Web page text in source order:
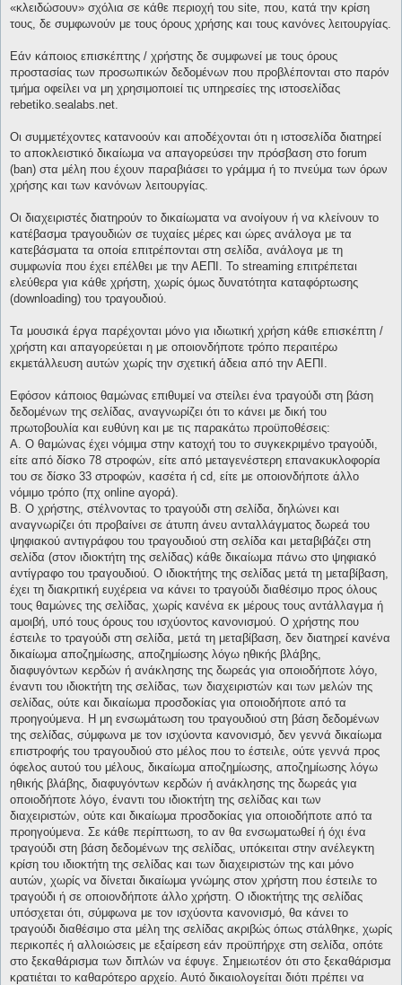
«κλειδώσουν» σχόλια σε κάθε περιοχή του site, που, κατά την κρίση
τους, δε συμφωνούν με τους όρους χρήσης και τους κανόνες λειτουργίας.
Εάν κάποιος επισκέπτης / χρήστης δε συμφωνεί με τους όρους
προστασίας των προσωπικών δεδομένων που προβλέπονται στο παρόν
τμήμα οφείλει να μη χρησιμοποιεί τις υπηρεσίες της ιστοσελίδας
rebetiko.sealabs.net.
Οι συμμετέχοντες κατανοούν και αποδέχονται ότι η ιστοσελίδα διατηρεί
το αποκλειστικό δικαίωμα να απαγορεύσει την πρόσβαση στο forum
(ban) στα μέλη που έχουν παραβιάσει το γράμμα ή το πνεύμα των όρων
χρήσης και των κανόνων λειτουργίας.
Οι διαχειριστές διατηρούν το δικαίωματα να ανοίγουν ή να κλείνουν το
κατέβασμα τραγουδιών σε τυχαίες μέρες και ώρες ανάλογα με τα
κατεβάσματα τα οποία επιτρέπονται στη σελίδα, ανάλογα με τη
συμφωνία που έχει επέλθει με την ΑΕΠΙ. Το streaming επιτρέπεται
ελεύθερα για κάθε χρήστη, χωρίς όμως δυνατότητα καταφόρτωσης
(downloading) του τραγουδιού.
Τα μουσικά έργα παρέχονται μόνο για ιδιωτική χρήση κάθε επισκέπτη /
χρήστη και απαγορεύεται η με οποιονδήποτε τρόπο περαιτέρω
εκμετάλλευση αυτών χωρίς την σχετική άδεια από την ΑΕΠΙ.
Εφόσον κάποιος θαμώνας επιθυμεί να στείλει ένα τραγούδι στη βάση
δεδομένων της σελίδας, αναγνωρίζει ότι το κάνει με δική του
πρωτοβουλία και ευθύνη και με τις παρακάτω προϋποθέσεις:
Α. Ο θαμώνας έχει νόμιμα στην κατοχή του το συγκεκριμένο τραγούδι,
είτε από δίσκο 78 στροφών, είτε από μεταγενέστερη επανακυκλοφορία
του σε δίσκο 33 στροφών, κασέτα ή cd, είτε με οποιονδήποτε άλλο
νόμιμο τρόπο (πχ online αγορά).
Β. Ο χρήστης, στέλνοντας το τραγούδι στη σελίδα, δηλώνει και
αναγνωρίζει ότι προβαίνει σε άτυπη άνευ ανταλλάγματος δωρεά του
ψηφιακού αντιγράφου του τραγουδιού στη σελίδα και μεταβιβάζει στη
σελίδα (στον ιδιοκτήτη της σελίδας) κάθε δικαίωμα πάνω στο ψηφιακό
αντίγραφο του τραγουδιού. Ο ιδιοκτήτης της σελίδας μετά τη μεταβίβαση,
έχει τη διακριτική ευχέρεια να κάνει το τραγούδι διαθέσιμο προς όλους
τους θαμώνες της σελίδας, χωρίς κανένα εκ μέρους τους αντάλλαγμα ή
αμοιβή, υπό τους όρους του ισχύοντος κανονισμού. Ο χρήστης που
έστειλε το τραγούδι στη σελίδα, μετά τη μεταβίβαση, δεν διατηρεί κανένα
δικαίωμα αποζημίωσης, αποζημίωσης λόγω ηθικής βλάβης,
διαφυγόντων κερδών ή ανάκλησης της δωρεάς για οποιοδήποτε λόγο,
έναντι του ιδιοκτήτη της σελίδας, των διαχειριστών και των μελών της
σελίδας, ούτε και δικαίωμα προσδοκίας για οποιοδήποτε από τα
προηγούμενα. Η μη ενσωμάτωση του τραγουδιού στη βάση δεδομένων
της σελίδας, σύμφωνα με τον ισχύοντα κανονισμό, δεν γεννά δικαίωμα
επιστροφής του τραγουδιού στο μέλος που το έστειλε, ούτε γεννά προς
όφελος αυτού του μέλους, δικαίωμα αποζημίωσης, αποζημίωσης λόγω
ηθικής βλάβης, διαφυγόντων κερδών ή ανάκλησης της δωρεάς για
οποιοδήποτε λόγο, έναντι του ιδιοκτήτη της σελίδας και των
διαχειριστών, ούτε και δικαίωμα προσδοκίας για οποιοδήποτε από τα
προηγούμενα. Σε κάθε περίπτωση, το αν θα ενσωματωθεί ή όχι ένα
τραγούδι στη βάση δεδομένων της σελίδας, υπόκειται στην ανέλεγκτη
κρίση του ιδιοκτήτη της σελίδας και των διαχειριστών της και μόνο
αυτών, χωρίς να δίνεται δικαίωμα γνώμης στον χρήστη που έστειλε το
τραγούδι ή σε οποιονδήποτε άλλο χρήστη. Ο ιδιοκτήτης της σελίδας
υπόσχεται ότι, σύμφωνα με τον ισχύοντα κανονισμό, θα κάνει το
τραγούδι διαθέσιμο στα μέλη της σελίδας ακριβώς όπως στάλθηκε, χωρίς
περικοπές ή αλλοιώσεις με εξαίρεση εάν προϋπήρχε στη σελίδα, οπότε
στο ξεκαθάρισμα των διπλών να έφυγε. Σημειωτέον ότι στο ξεκαθάρισμα
κρατιέται το καθαρότερο αρχείο. Αυτό δικαιολογείται διότι πρέπει να